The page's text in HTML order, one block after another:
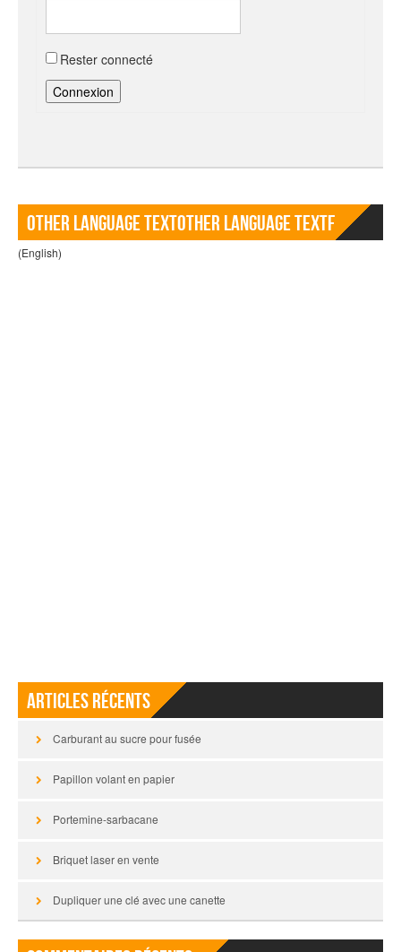
Rester connecté
Connexion
Other language TextOther language Textf
(English)
Articles récents
Carburant au sucre pour fusée
Papillon volant en papier
Portemine-sarbacane
Briquet laser en vente
Dupliquer une clé avec une canette